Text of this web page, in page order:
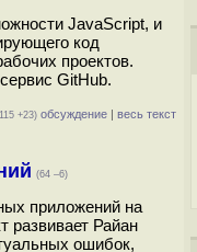
JavaScript, и
код
проектов.
GitHub.
+23) обсуждение | весь текст
(64 –6)
приложений на
развивает Райан
ошибок,